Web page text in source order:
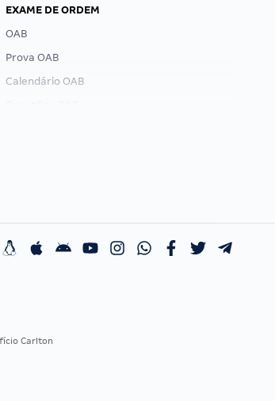
EXAME DE ORDEM
OAB
Prova OAB
Calendário OAB
Carlton